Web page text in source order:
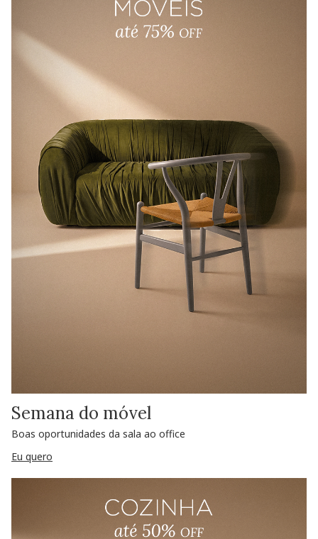
Semana do móvel
Boas oportunidades da sala ao office
Eu quero